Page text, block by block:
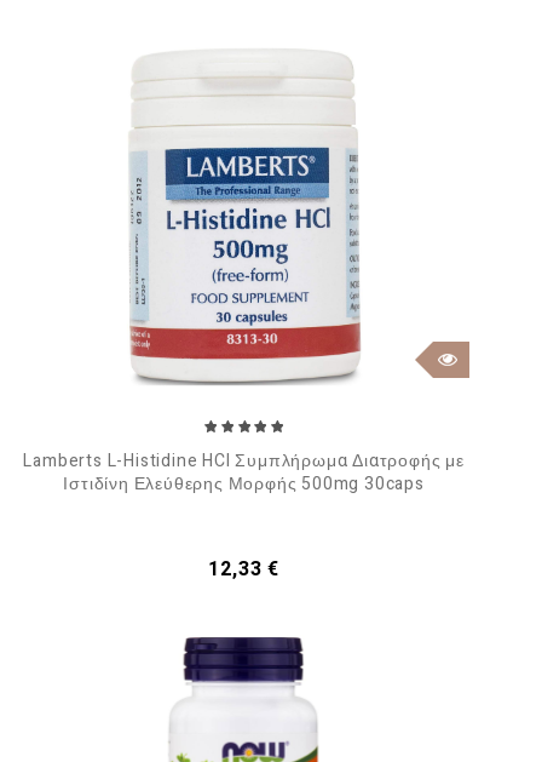
Lamberts L-Histidine HCI Συμπλήρωμα Διατροφής με
Ιστιδίνη Ελεύθερης Μορφής 500mg 30caps
Τιμή
12,33 €